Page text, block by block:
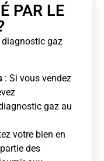
PAR LE
diagnostic gaz
: Si vous vendez
gaz au
votre bien en
des